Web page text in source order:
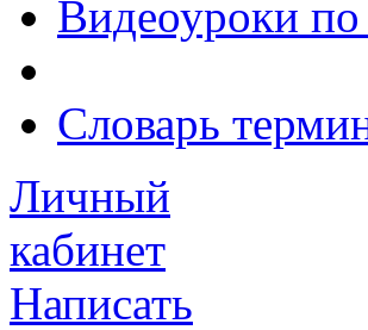
Видеоуроки
Словарь
Личный
кабинет
Написать